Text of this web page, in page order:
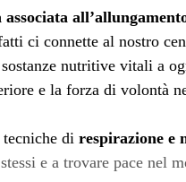
associata
ci connette al nostro
nutritive vitali a
e la forza di volontà
di respirazione e
e a trovare pace nel